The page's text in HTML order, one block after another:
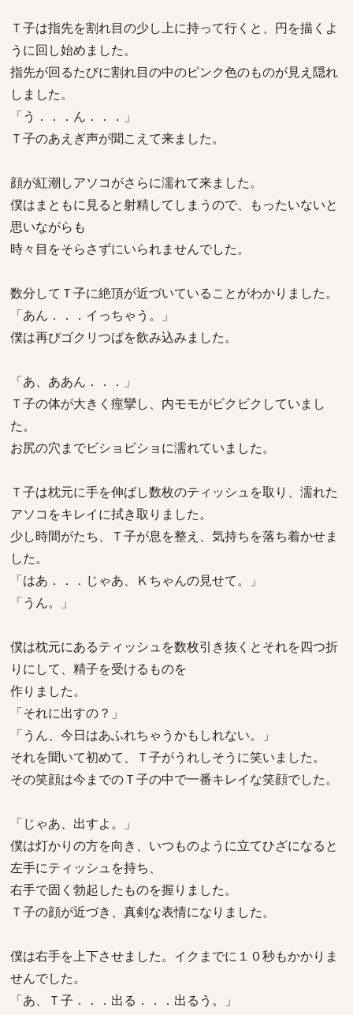
Ｔ子は指先を割れ目の少し上に持って行くと、円を描くよ
うに回し始めました。
指先が回るたびに割れ目の中のピンク色のものが見え隠れ
しました。
「う．．．ん．．．」
Ｔ子のあえぎ声が聞こえて来ました。
顔が紅潮しアソコがさらに濡れて来ました。
僕はまともに見ると射精してしまうので、もったいないと
思いながらも
時々目をそらさずにいられませんでした。
数分してＴ子に絶頂が近づいていることがわかりました。
「あん．．．イっちゃう。」
僕は再びゴクリつばを飲み込みました。
「あ、ああん．．．」
Ｔ子の体が大きく痙攣し、内モモがビクビクしていまし
た。
お尻の穴までビショビショに濡れていました。
Ｔ子は枕元に手を伸ばし数枚のティッシュを取り、濡れた
アソコをキレイに拭き取りました。
少し時間がたち、Ｔ子が息を整え、気持ちを落ち着かせま
した。
「はあ．．．じゃあ、Ｋちゃんの見せて。」
「うん。」
僕は枕元にあるティッシュを数枚引き抜くとそれを四つ折
りにして、精子を受けるものを
作りました。
「それに出すの？」
「うん、今日はあふれちゃうかもしれない。」
それを聞いて初めて、Ｔ子がうれしそうに笑いました。
その笑顔は今までのＴ子の中で一番キレイな笑顔でした。
「じゃあ、出すよ。」
僕は灯かりの方を向き、いつものように立てひざになると
左手にティッシュを持ち、
右手で固く勃起したものを握りました。
Ｔ子の顔が近づき、真剣な表情になりました。
僕は右手を上下させました。イクまでに１０秒もかかりま
せんでした。
「あ、Ｔ子．．．出る．．．出るう。」